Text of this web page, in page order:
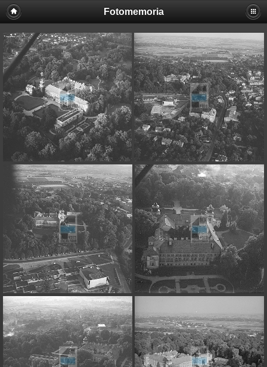
Fotomemoria